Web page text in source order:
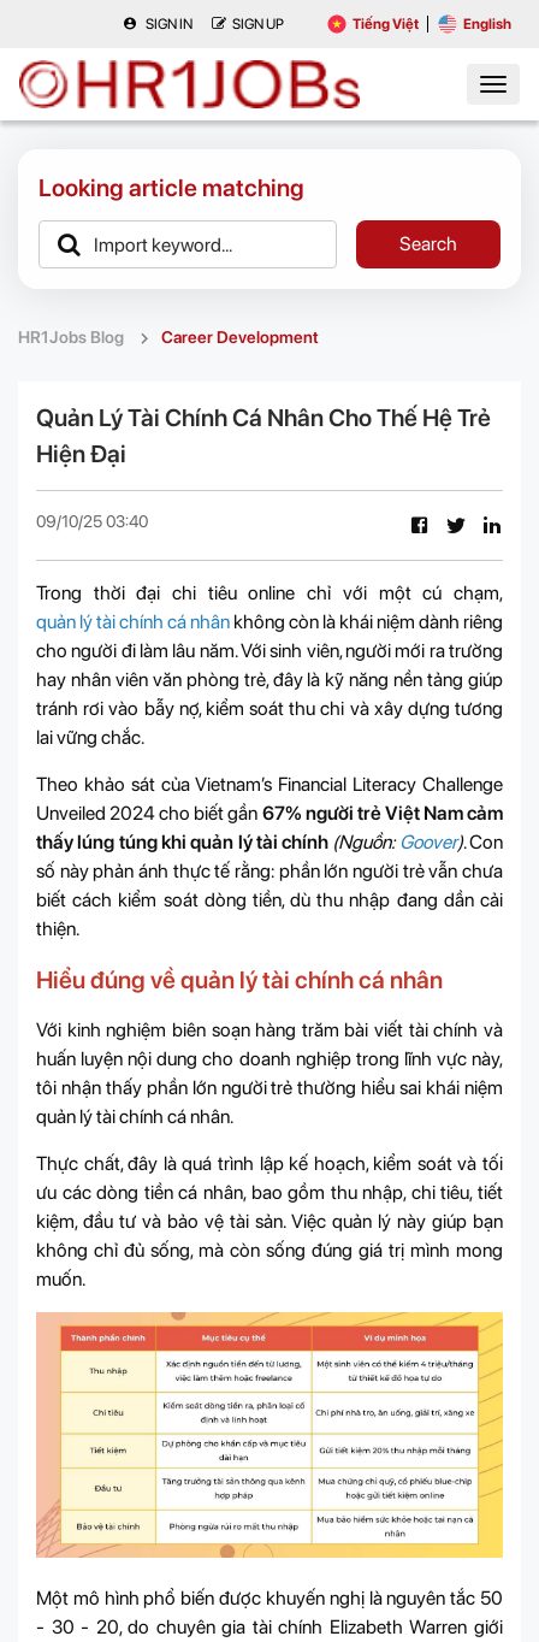
SIGN IN SIGN UP Tiếng Việt English
Looking article matching
Search
HR1Jobs Blog Career Development
Quản Lý Tài Chính Cá Nhân Cho Thế Hệ Trẻ
Hiện Đại
09/10/25 03:40
Trong thời đại chi tiêu online chỉ với một cú chạm,
quản lý tài chính cá nhân không còn là khái niệm dành riêng
cho người đi làm lâu năm. Với sinh viên, người mới ra trường
hay nhân viên văn phòng trẻ, đây là kỹ năng nền tảng giúp
tránh rơi vào bẫy nợ, kiểm soát thu chi và xây dựng tương
lai vững chắc.
Theo khảo sát của Vietnam’s Financial Literacy Challenge
Unveiled 2024 cho biết gần 67% người trẻ Việt Nam cảm
thấy lúng túng khi quản lý tài chính (Nguồn:Goover). Con
số này phản ánh thực tế rằng: phần lớn người trẻ vẫn chưa
biết cách kiểm soát dòng tiền, dù thu nhập đang dần cải
thiện.
Hiểu đúng về quản lý tài chính cá nhân
Với kinh nghiệm biên soạn hàng trăm bài viết tài chính và
huấn luyện nội dung cho doanh nghiệp trong lĩnh vực này,
tôi nhận thấy phần lớn người trẻ thường hiểu sai khái niệm
quản lý tài chính cá nhân.
Thực chất, đây là quá trình lập kế hoạch, kiểm soát và tối
ưu các dòng tiền cá nhân, bao gồm thu nhập, chi tiêu, tiết
kiệm, đầu tư và bảo vệ tài sản. Việc quản lý này giúp bạn
không chỉ đủ sống, mà còn sống đúng giá trị mình mong
muốn.
Một mô hình phổ biến được khuyến nghị là nguyên tắc 50
- 30 - 20, do chuyên gia tài chính Elizabeth Warren giới